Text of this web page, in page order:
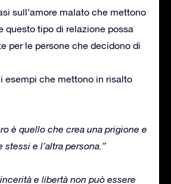
sull’amore malato che mettono
questo tipo di relazione possa
per le persone che decidono di
esempi che mettono in risalto
è quello che crea una prigione e
e l’altra persona.”
e libertà non può essere